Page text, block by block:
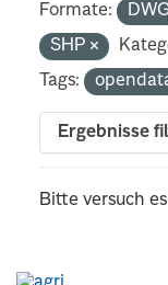
Formate:
SHP
Tags:
Ergebnisse
Bitte versuch